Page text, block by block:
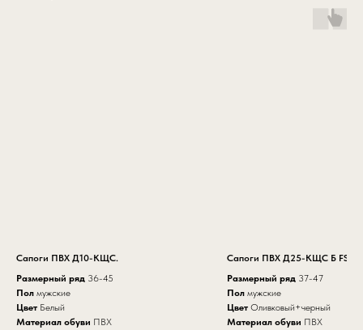
Сапоги ПВХ Д10-КЩС.
Размерный ряд 36-45
Пол мужские
Цвет Белый
Материал обуви ПВХ
Сапоги ПВХ Д25-КЩС Б FS
Размерный ряд 37-47
Пол мужские
Цвет Оливковый+черный
Материал обуви ПВХ